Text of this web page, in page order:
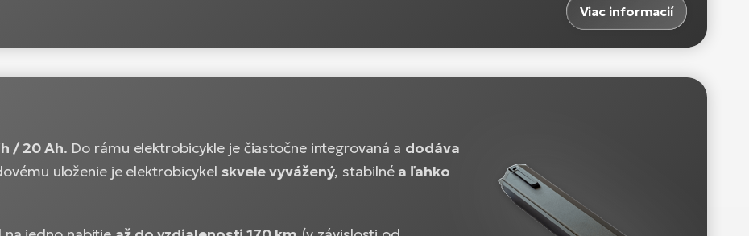
Viac informacií
/ 20 Ah. Do rámu elektrobicykle je čiastočne integrovaná a dodáva
uloženie je elektrobicykel skvele vyvážený, stabilné a ľahko